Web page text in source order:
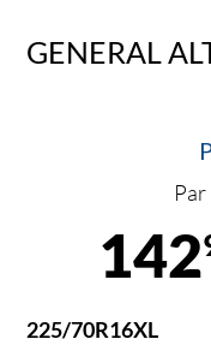
GENERAL
142
225/70R16XL